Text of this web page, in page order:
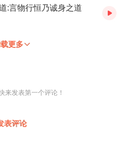
:言物行恒乃诚身之道
更多
来发表第一个评论！
表评论